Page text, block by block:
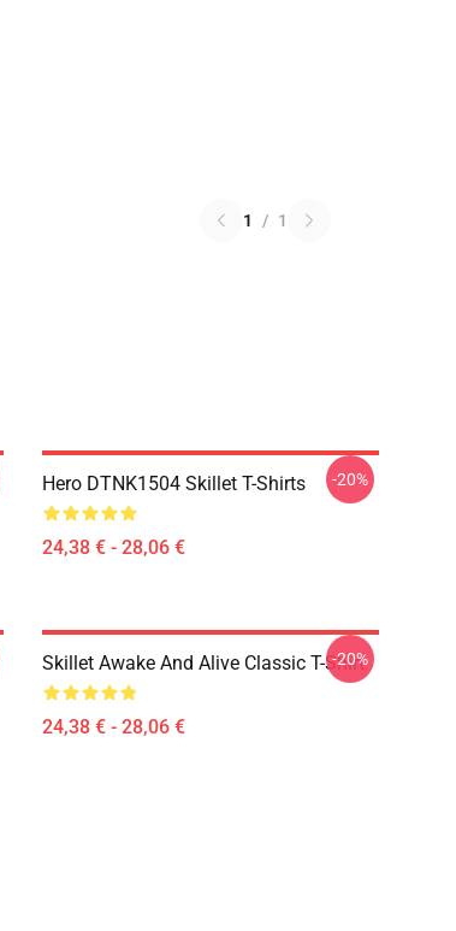
1 / 1
Hero DTNK1504 Skillet T-Shirts
24,38 € - 28,06 €
-20%
Skillet Awake And Alive Classic T-Shirt
24,38 € - 28,06 €
-20%